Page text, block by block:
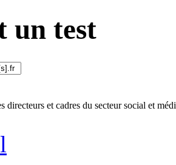
un test
directeurs et cadres du secteur social et